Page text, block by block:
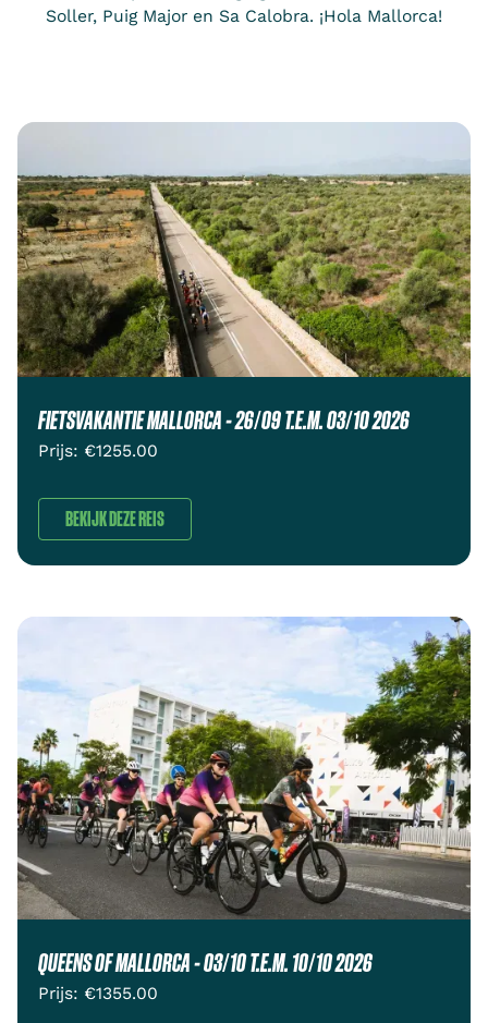
Soller, Puig Major en Sa Calobra. ¡Hola Mallorca!
FIETSVAKANTIE MALLORCA - 26/09 T.E.M. 03/10 2026
Prijs: €1255.00
BEKIJK DEZE REIS
QUEENS OF MALLORCA - 03/10 T.E.M. 10/10 2026
Prijs: €1355.00